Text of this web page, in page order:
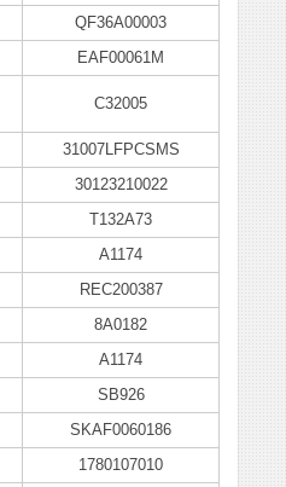
QF36A00003
EAF00061M
C32005
31007LFPCSMS
30123210022
T132A73
A1174
REC200387
8A0182
A1174
SB926
SKAF0060186
1780107010